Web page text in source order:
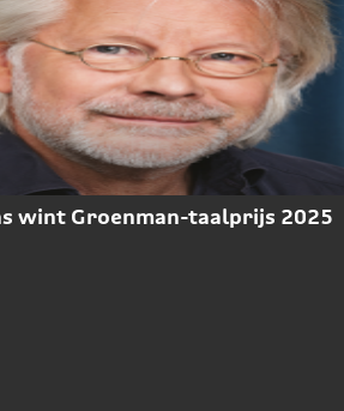
wint Groenman-taalprijs 2025